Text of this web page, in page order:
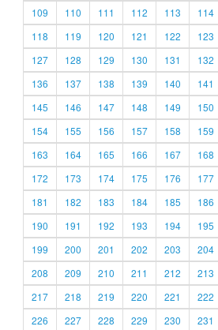
109
110 111 112 113 114
118
119 120 121 122 123
127
128 129 130 131 132
136
137 138 139 140 141
145
146 147 148 149 150
154
155 156 157 158 159
163
164 165 166 167 168
172
173 174 175 176 177
181
182 183 184 185 186
190
191 192 193 194 195
199
200 201 202 203 204
208
209 210 211 212 213
217
218 219 220 221 222
226
227 228 229 230 231